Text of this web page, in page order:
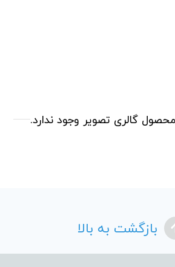
گالری تصویر وجود ندارد.
بازگشت به بالا